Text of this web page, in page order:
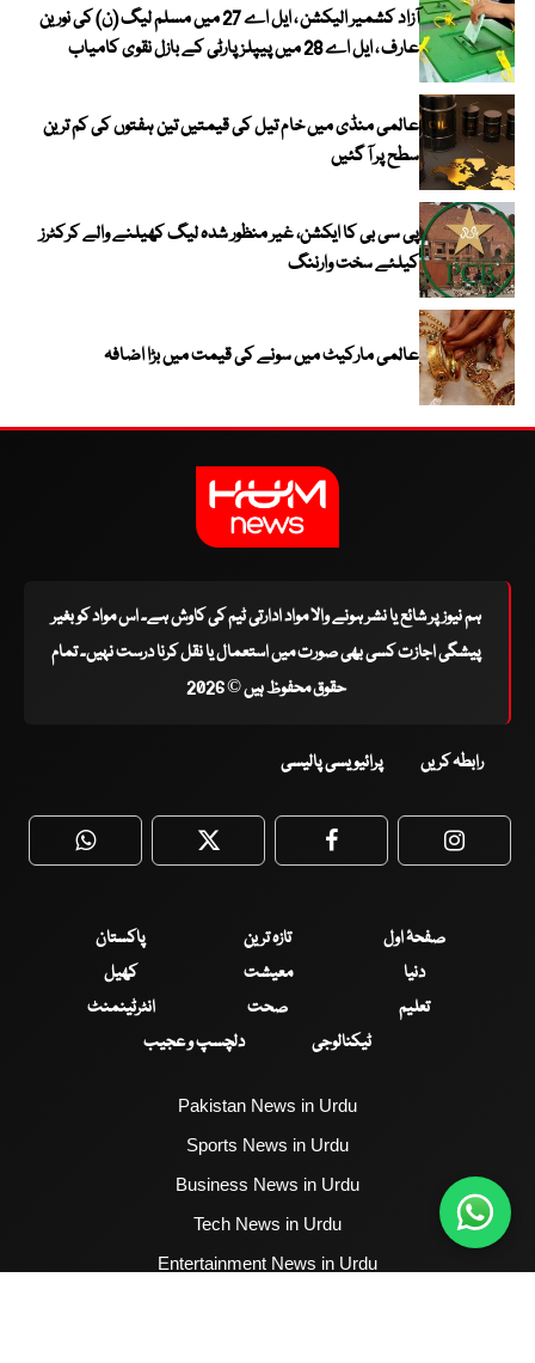
آزاد کشمیر الیکشن ، ایل اے 27 میں مسلم لیگ (ن) کی نورین
عارف ، ایل اے 28 میں پیپلز پارٹی کے بازل نقوی کامیاب
عالمی منڈی میں خام تیل کی قیمتیں تین ہفتوں کی کم ترین
سطح پر آ گئیں
پی سی بی کا ایکشن، غیر منظور شدہ لیگ کھیلنے والے کرکٹرز
کیلئے سخت وارننگ
عالمی مارکیٹ میں سونے کی قیمت میں بڑا اضافہ
ہم نیوز پر شائع یا نشر ہونے والا مواد ادارتی ٹیم کی کاوش ہے۔ اس مواد کو بغیر
پیشگی اجازت کسی بھی صورت میں استعمال یا نقل کرنا درست نہیں۔ تمام
حقوق محفوظ ہیں © 2026
رابطہ کریں پرائیویسی پالیسی
WhatsApp Twitter Facebook
صفحۂ اول تازہ ترین
پاکستان
دنیا
معیشت
کھیل
تعلیم
صحت
انٹرٹینمنٹ
ٹیکنالوجی
دلچسپ و عجیب
Pakistan News in Urdu
Sports News in Urdu
Business News in Urdu
Tech News in Urdu
Entertainment News in Urdu